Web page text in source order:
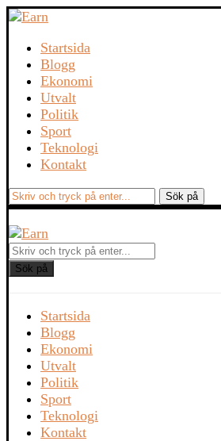
Startsida
Blogg
Ekonomi
Utvalt
Politik
Sport
Teknologi
Kontakt
Sök på
Startsida
Blogg
Ekonomi
Utvalt
Politik
Sport
Teknologi
Kontakt